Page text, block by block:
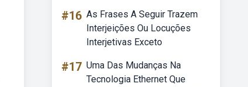
#16 As Frases A Seguir Trazem
Interjeições Ou Locuções
Interjetivas Exceto
#17 Uma Das Mudanças Na
Tecnologia Ethernet Que